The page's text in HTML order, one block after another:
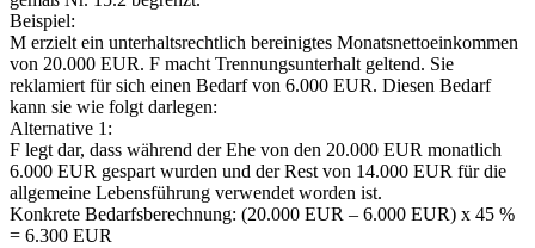
Beispiel:
M erzielt ein unterhaltsrechtlich bereinigtes Monatsnettoeinkommen
von 20.000 EUR. F macht Trennungsunterhalt geltend. Sie
reklamiert für sich einen Bedarf von 6.000 EUR. Diesen Bedarf
kann sie wie folgt darlegen:
Alternative 1:
F legt dar, dass während der Ehe von den 20.000 EUR monatlich
6.000 EUR gespart wurden und der Rest von 14.000 EUR für die
allgemeine Lebensführung verwendet worden ist.
Konkrete Bedarfsberechnung: (20.000 EUR – 6.000 EUR) x 45 %
= 6.300 EUR